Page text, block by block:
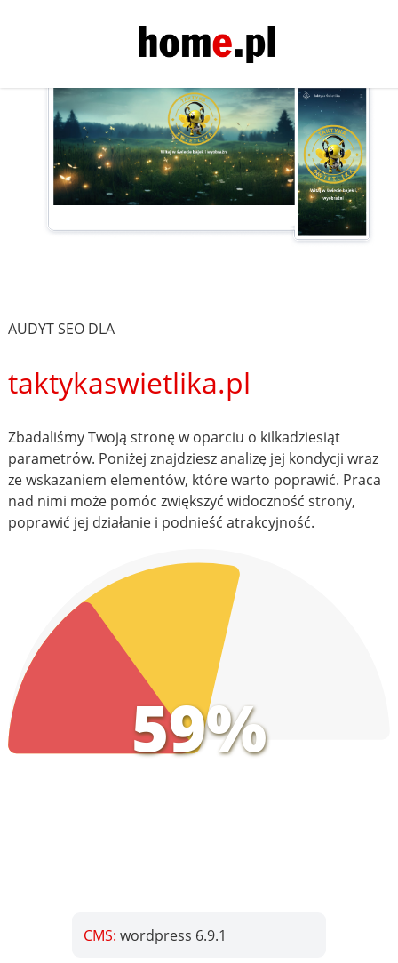
AUDYT SEO DLA
taktykaswietlika.pl
Zbadaliśmy Twoją stronę w oparciu o kilkadziesiąt
parametrów. Poniżej znajdziesz analizę jej kondycji wraz
ze wskazaniem elementów, które warto poprawić. Praca
nad nimi może pomóc zwiększyć widoczność strony,
poprawić jej działanie i podnieść atrakcyjność.
59%
CMS:wordpress 6.9.1